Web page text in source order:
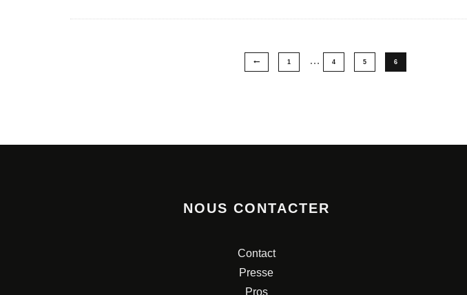
1 … 4 5 6
NOUS CONTACTER
Contact
Presse
Pros